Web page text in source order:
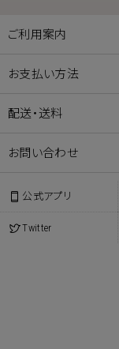
ご利用案内
お支払い方法
配送・送料
お問い合わせ
公式アプリ
Twitter